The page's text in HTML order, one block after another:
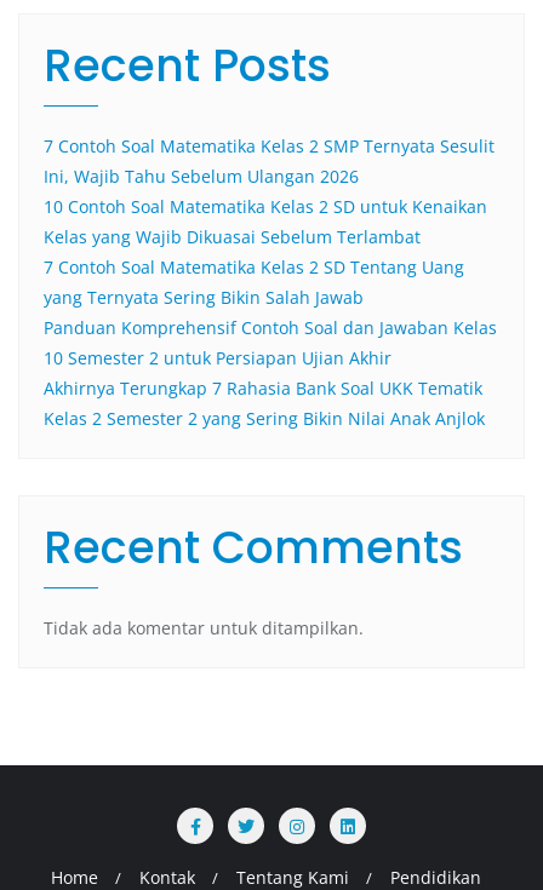
Recent Posts
7 Contoh Soal Matematika Kelas 2 SMP Ternyata Sesulit
Ini, Wajib Tahu Sebelum Ulangan 2026
10 Contoh Soal Matematika Kelas 2 SD untuk Kenaikan
Kelas yang Wajib Dikuasai Sebelum Terlambat
7 Contoh Soal Matematika Kelas 2 SD Tentang Uang
yang Ternyata Sering Bikin Salah Jawab
Panduan Komprehensif Contoh Soal dan Jawaban Kelas
10 Semester 2 untuk Persiapan Ujian Akhir
Akhirnya Terungkap 7 Rahasia Bank Soal UKK Tematik
Kelas 2 Semester 2 yang Sering Bikin Nilai Anak Anjlok
Recent Comments
Tidak ada komentar untuk ditampilkan.
Home Kontak Tentang Kami Pendidikan